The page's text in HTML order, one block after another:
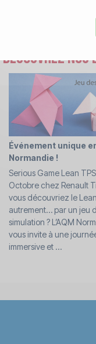
Découvrez
Événement unique
Normandie !
Serious Game Lean
Octobre chez Renault
vous découvriez le Lean
autrement… par un jeu
simulation ? L’AQM
vous invite à une
immersive et ...